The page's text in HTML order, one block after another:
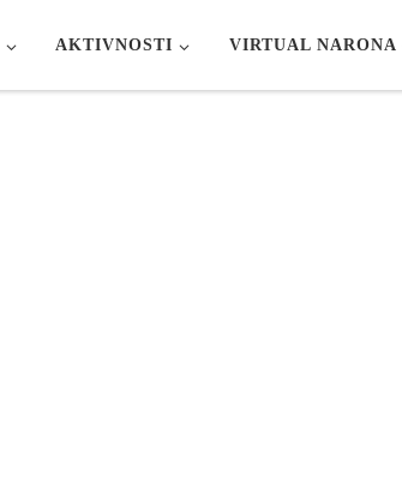
AKTIVNOSTI VIRTUAL NARONA